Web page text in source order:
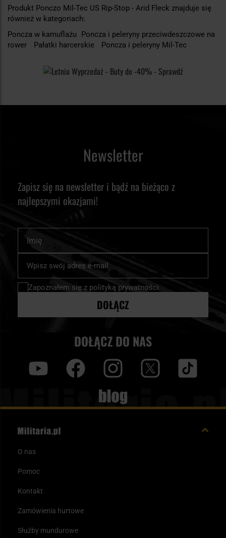
Produkt Ponczo Mil-Tec US Rip-Stop - Arid Fleck znajduje się
również w kategoriach:
Poncza w kamuflażu
Poncza i peleryny przeciwdeszczowe na
rower
Pałatki harcerskie Poncza i peleryny Mil-Tec
Newsletter
Zapisz się na newsletter i bądź na bieżąco z
najlepszymi okazjami!
nasz
newsletter:
Zapoznałem się z polityką prywatności
DOŁĄCZ
DOŁĄCZ DO NAS
Blog
O nas
Pomoc
Kontakt
Zamówienia hurtowe
Służby mundurowe